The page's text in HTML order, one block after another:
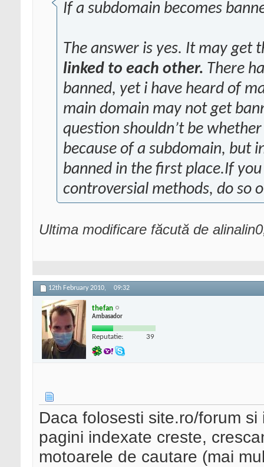
If a subdomain becomes
The answer is yes. It may get
linked to each other. There
banned, yet i have heard of
main domain may not get
question shouldn’t be
because of a subdomain, but
banned in the first place.If
controversial methods, do so
Ultima modificare făcută de
12th February 2010, 09:32
thefan
Ambasador
Reputatie: 39
Daca folosesti site.ro/forum
pagini indexate creste,
motoarele de cautare (mai